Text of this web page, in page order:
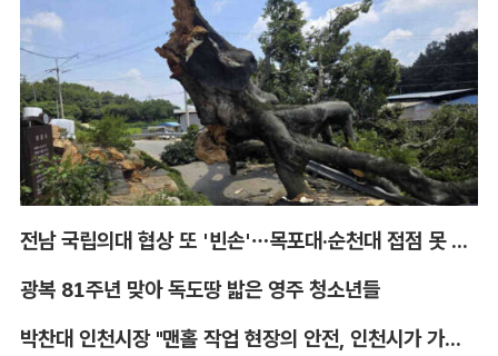
전남 국립의대 협상 또 '빈손'…목포대·순천대 접점 못 찾아
광복 81주년 맞아 독도땅 밟은 영주 청소년들
박찬대 인천시장 "맨홀 작업 현장의 안전, 인천시가 가장 앞장서겠다"